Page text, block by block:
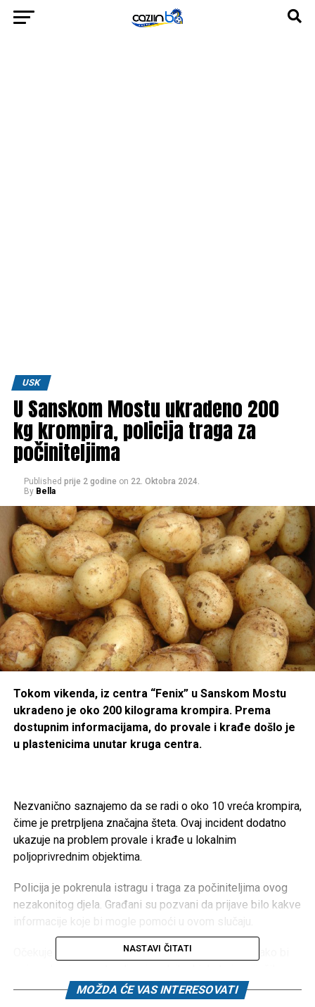
USK
U Sanskom Mostu ukradeno 200
kg krompira, policija traga za
počiniteljima
Published prije 2 godine on 22. Oktobra 2024.
By Bella
Tokom vikenda, iz centra “Fenix” u Sanskom Mostu
ukradeno je oko 200 kilograma krompira. Prema
dostupnim informacijama, do provale i krađe došlo je
u plastenicima unutar kruga centra.
Nezvanično saznajemo da se radi o oko 10 vreća krompira,
čime je pretrpljena značajna šteta. Ovaj incident dodatno
ukazuje na problem provale i krađe u lokalnim
poljoprivrednim objektima.
Policija je pokrenula istragu i traga za počiniteljima ovog
nezakonitog djela. Građani su pozvani da prijave bilo kakve
informacije koje bi mogle pomoći u ovom slučaju.
Očekuje se da će lokalne vlasti preduzeti korake kako bi
slične incidente u budućnosti.
NASTAVI ČITATI
MOŽDA ĆE VAS INTERESOVATI